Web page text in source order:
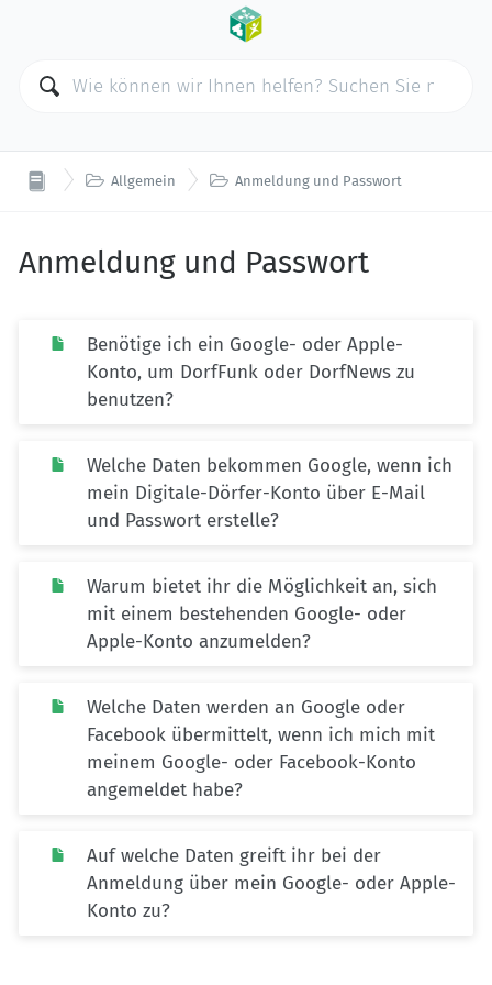
 Allgemein  Anmeldung und Passwort
Anmeldung und Passwort
Benötige ich ein Google- oder Apple-
Konto, um DorfFunk oder DorfNews zu
benutzen?
Welche Daten bekommen Google, wenn ich
mein Digitale-Dörfer-Konto über E-Mail
und Passwort erstelle?
Warum bietet ihr die Möglichkeit an, sich
mit einem bestehenden Google- oder
Apple-Konto anzumelden?
Welche Daten werden an Google oder
Facebook übermittelt, wenn ich mich mit
meinem Google- oder Facebook-Konto
angemeldet habe?
Auf welche Daten greift ihr bei der
Anmeldung über mein Google- oder Apple-
Konto zu?